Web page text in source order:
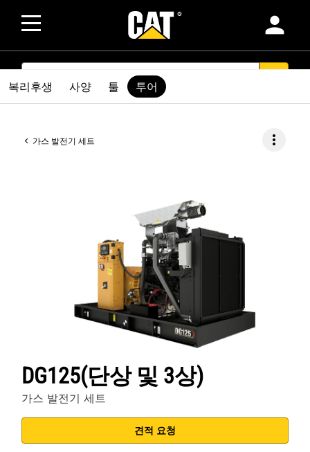
person
SEARCH
가스 발전기 세트 more_vert
DG125(단상 및 3상)
가스 발전기 세트
견적 요청
복리후생 사양 툴 투어